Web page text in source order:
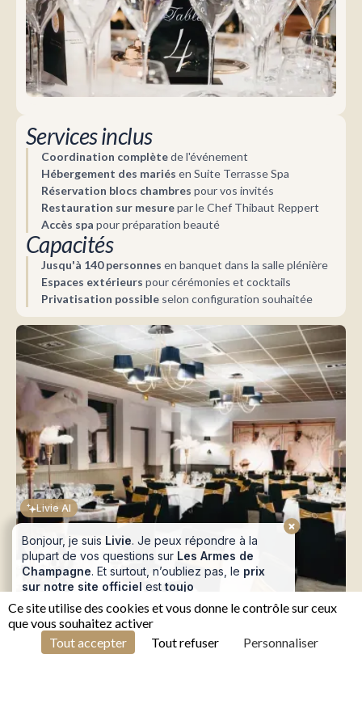
Ce site utilise des cookies et vous donne le contrôle sur ceux
que vous souhaitez activer
Tout accepter
Tout refuser Personnaliser
Services inclus
Coordination complètede l'événement
Hébergement des mariés en Suite Terrasse Spa
Réservation blocs chambres pour vos invités
Restauration sur mesurepar le Chef Thibaut Reppert
Accès spa pour préparation beauté
Capacités
Jusqu'à 140 personnes en banquet dans la salle plénière
Espaces extérieurs pour cérémonies et cocktails
Privatisation possible selon configuration souhaitée
1
Bonjour, je suisLivie. Je peux répondre à la
plupart de vos questions sur Les Armes de
Champagne. Et surtout, n’oubliez pas, leprix
sur notre site officielest toujours le moins
cher! 😁
Livie AI
Proposez-vous le petit déjeuner et à quel prix ?
Je veux réserver une chambre